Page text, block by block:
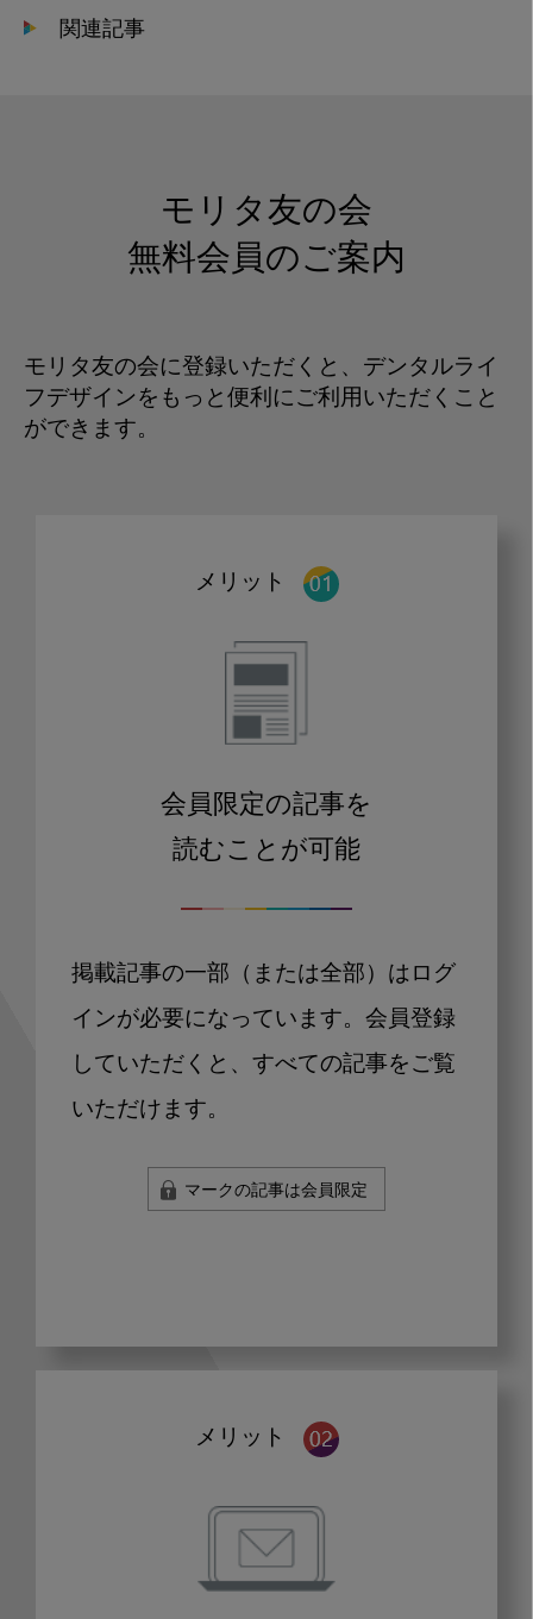
関連記事
モリタ友の会
無料会員のご案内
モリタ友の会に登録いただくと、デンタルライ
フデザインをもっと便利にご利用いただくこと
ができます。
メリット
会員限定の記事を
読むことが可能
掲載記事の一部（または全部）はログ
インが必要になっています。会員登録
していただくと、すべての記事をご覧
いただけます。
マークの記事は会員限定
メリット